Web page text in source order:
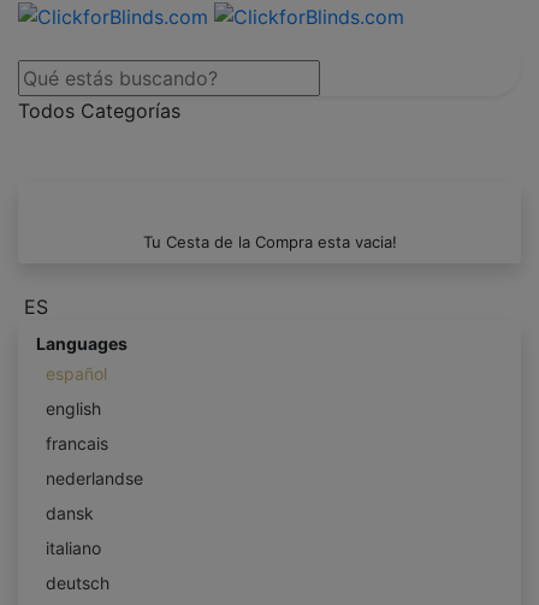
Todos Categorías
Tu Cesta de la Compra esta vacia!
ES
Languages
español
english
francais
nederlandse
dansk
italiano
deutsch